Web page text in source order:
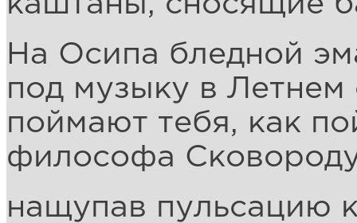
На Осипа бледной
под музыку в Летнем
поймают тебя, как
философа
нащупав пульсацию